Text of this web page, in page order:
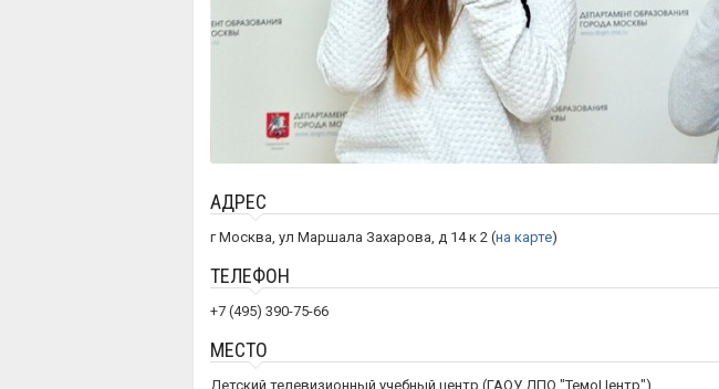
АДРЕС
г Москва, ул Маршала Захарова, д 14 к 2 (на карте)
ТЕЛЕФОН
+7 (495) 390-75-66
МЕСТО
Детский телевизионный учебный центр (ГАОУ ДПО "ТемоЦентр")